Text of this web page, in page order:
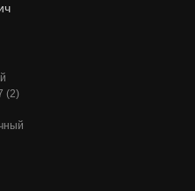
(2)